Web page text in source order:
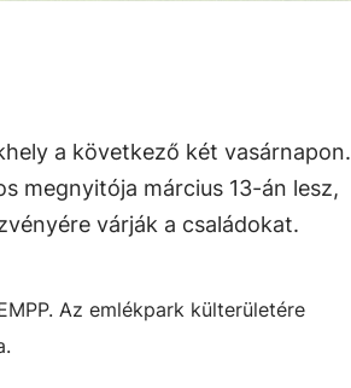
a következő két vasárnapon.
megnyitója március 13-án lesz,
várják a családokat.
Az emlékpark külterületére